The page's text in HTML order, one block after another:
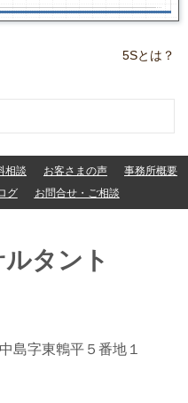
5Sとは？
相談 お客さまの声
事務所概要
グ お問合せ・ご相談
タント
島字東鵯平５番地１